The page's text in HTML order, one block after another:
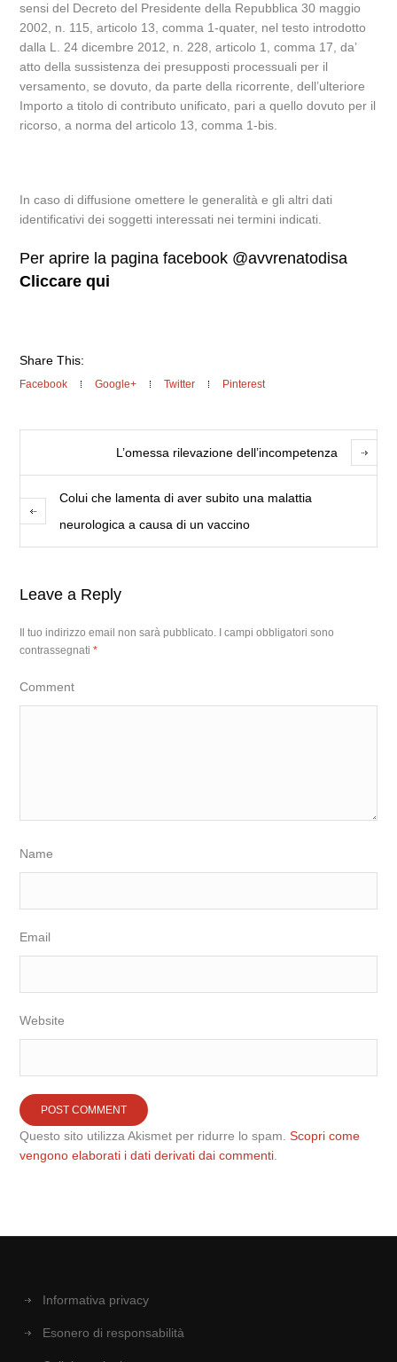
sensi del Decreto del Presidente della Repubblica 30 maggio
2002, n. 115, articolo 13, comma 1-quater, nel testo introdotto
dalla L. 24 dicembre 2012, n. 228, articolo 1, comma 17, da’
atto della sussistenza dei presupposti processuali per il
versamento, se dovuto, da parte della ricorrente, dell’ulteriore
Importo a titolo di contributo unificato, pari a quello dovuto per il
ricorso, a norma del articolo 13, comma 1-bis.
In caso di diffusione omettere le generalità e gli altri dati
identificativi dei soggetti interessati nei termini indicati.
Per aprire la pagina facebook @avvrenatodisa
Cliccare qui
Share This:
Facebook Google+ Twitter Pinterest
L’omessa rilevazione dell’incompetenza
Colui che lamenta di aver subito una malattia
neurologica a causa di un vaccino
Leave a Reply
Il tuo indirizzo email non sarà pubblicato.
I campi obbligatori sono
contrassegnati*
Comment
Name
Email
Website
Questo sito utilizza Akismet per ridurre lo spam.Scopri come
vengono elaborati i dati derivati dai commenti
Informativa privacy
Esonero di responsabilità